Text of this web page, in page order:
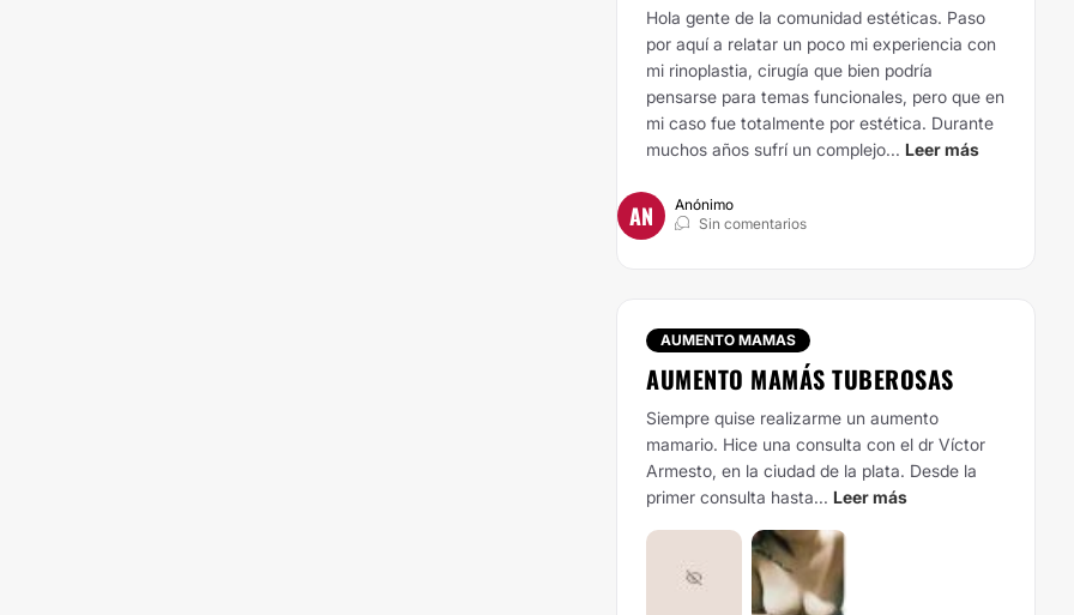
Hola gente de la comunidad estéticas. Paso
por aquí a relatar un poco mi experiencia con
mi rinoplastia, cirugía que bien podría
pensarse para temas funcionales, pero que en
mi caso fue totalmente por estética. Durante
muchos años sufrí un complejo... Leer más
AN
Anónimo
Sin comentarios
AUMENTO MAMAS
AUMENTO MAMÁS TUBEROSAS
Siempre quise realizarme un aumento
mamario. Hice una consulta con el dr Víctor
Armesto, en la ciudad de la plata. Desde la
primer consulta hasta... Leer más